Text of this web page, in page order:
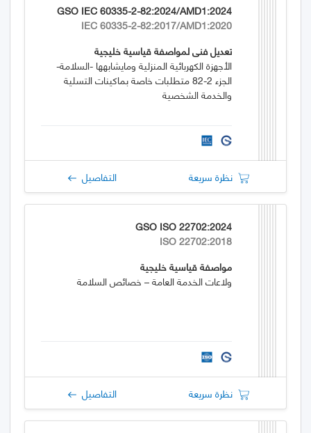
GSO IEC 60335-2-82:2024/AMD1:2024
IEC 60335-2-82:2017/AMD1:2020
تعديل فني لمواصفة قياسية خليجية
الأجهزة الكهربائية المنزلية ومايشابهها -السلامة-
الجزء 2-82 متطلبات خاصة بماكينات التسلية
والخدمة الشخصية
نظرة سريعة التفاصيل
GSO ISO 22702:2024
ISO 22702:2018
مواصفة قياسية خليجية
ولاعات الخدمة العامة – خصائص السلامة
نظرة سريعة التفاصيل